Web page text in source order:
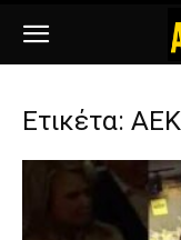
Ετικέτα: